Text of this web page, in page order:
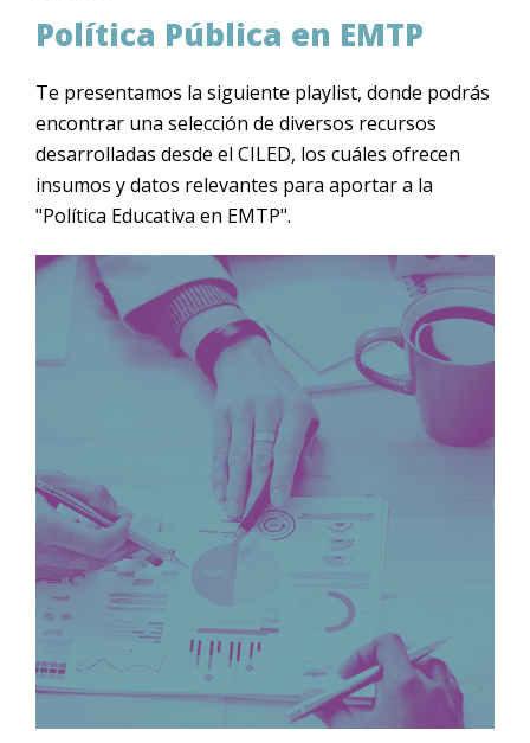
Política Pública en EMTP
Te presentamos la siguiente playlist, donde podrás
encontrar una selección de diversos recursos
desarrolladas desde el CILED, los cuáles ofrecen
insumos y datos relevantes para aportar a la
"Política Educativa en EMTP".